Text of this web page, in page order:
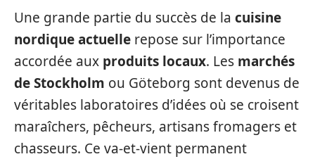
Une grande partie du succès de la cuisine
nordique actuelle repose sur l’importance
accordée aux produits locaux. Les marchés
de Stockholm ou Göteborg sont devenus de
véritables laboratoires d’idées où se croisent
maraîchers, pêcheurs, artisans fromagers et
chasseurs. Ce va-et-vient permanent